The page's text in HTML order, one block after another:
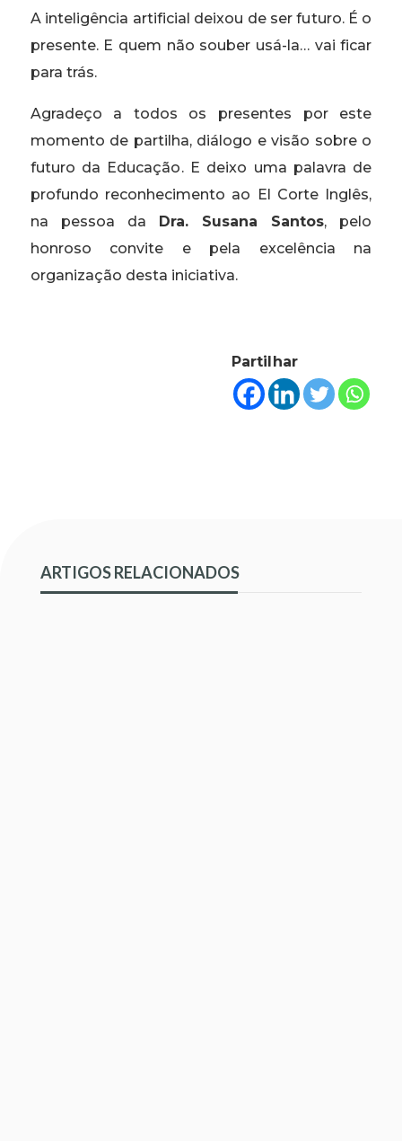
A inteligência artificial deixou de ser futuro. É o
presente. E quem não souber usá-la… vai ficar
para trás.
Agradeço a todos os presentes por este
momento de partilha, diálogo e visão sobre o
futuro da Educação. E deixo uma palavra de
profundo reconhecimento ao El Corte Inglês,
na pessoa da Dra. Susana Santos, pelo
honroso convite e pela excelência na
organização desta iniciativa.
Partilhar
ARTIGOS RELACIONADOS